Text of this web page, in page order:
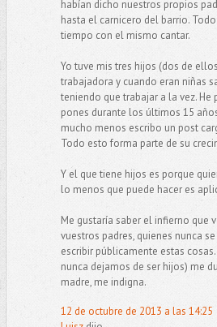
habían dicho nuestros propios
hasta el carnicero del barrio.
tiempo con el mismo cantar.
Yo tuve mis tres hijos (dos de
trabajadora y cuando eran niñas
teniendo que trabajar a la vez.
pones durante los últimos 15
mucho menos escribo un post
Todo esto forma parte de su
Y el que tiene hijos es porque
lo menos que puede hacer es
Me gustaría saber el infierno que
vuestros padres, quienes nunca
escribir públicamente estas
nunca dejamos de ser hijos) me
madre, me indigna.
12 de octubre de 2013 a las 14:25